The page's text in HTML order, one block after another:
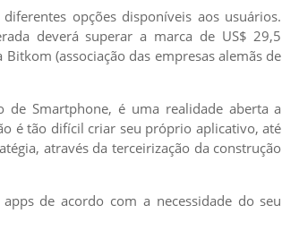
opções disponíveis aos usuários.
deverá superar a marca de US$ 29,5
(associação das empresas alemãs de
Smartphone, é uma realidade aberta a
é tão difícil criar seu próprio aplicativo, até
através da terceirização da construção
de acordo com a necessidade do seu